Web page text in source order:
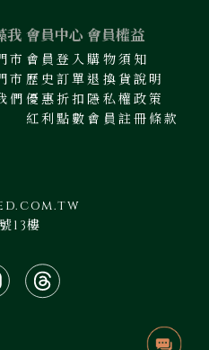
我
市
市
們
會員中心
會員登入
歷史訂單
優惠折扣
紅利點數
會員權益
購物須知
退換貨說明
隱私權政策
會員註冊條款
13樓